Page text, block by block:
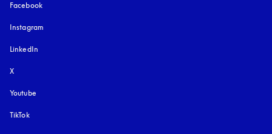
Facebook
Instagram
LinkedIn
X
Youtube
TikTok